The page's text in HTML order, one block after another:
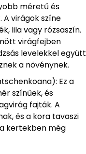
méretű és
A virágok színe
lila vagy rózsaszín.
virágfejben
levelekkel együtt
a növénynek.
Ez a
színűek, és
fajták. A
és a kora tavaszi
kertekben még